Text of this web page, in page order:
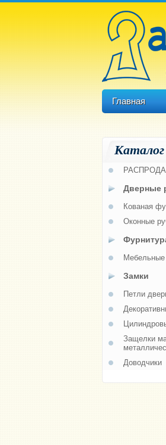
Главная
Каталог
Дверные
Кованая
Оконные
Мебельные
Замки
Петли
Защелки
Доводчики